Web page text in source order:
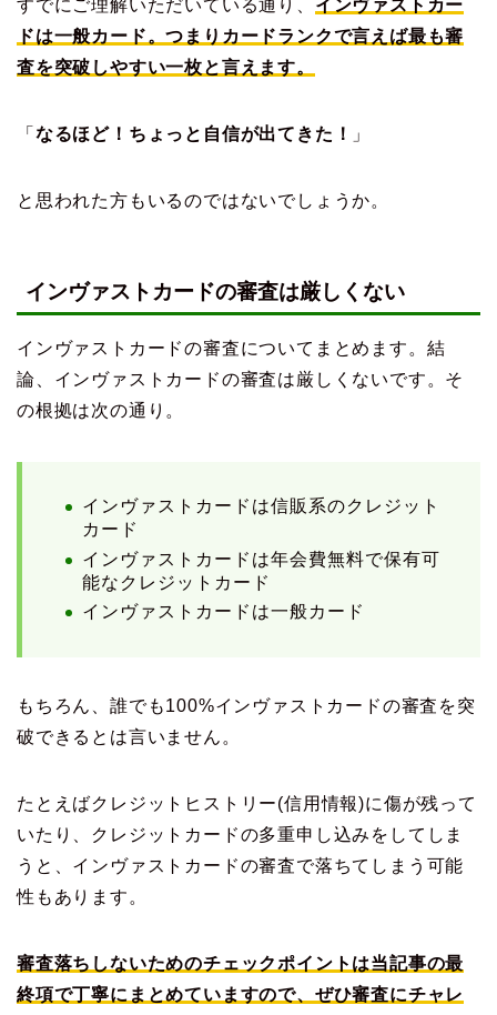
すでにご理解いただいている通り、 インヴァストカー
ドは一般カード。つまりカードランクで言えば最も審
査を突破しやすい一枚と言えます。
「 なるほど！ちょっと自信が出てきた！ 」
と思われた方もいるのではないでしょうか。
インヴァストカードの審査は厳しくない
インヴァストカードの審査についてまとめます。結
論、インヴァストカードの審査は厳しくないです。そ
の根拠は次の通り。
インヴァストカードは信販系のクレジット
カード
インヴァストカードは年会費無料で保有可
能なクレジットカード
インヴァストカードは一般カード
もちろん、誰でも100%インヴァストカードの審査を突
破できるとは言いません。
たとえばクレジットヒストリー(信用情報)に傷が残って
いたり、クレジットカードの多重申し込みをしてしま
うと、インヴァストカードの審査で落ちてしまう可能
性もあります。
審査落ちしないためのチェックポイントは当記事の最
終項で丁寧にまとめていますので、ぜひ審査にチャレ